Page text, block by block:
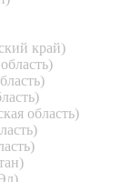
край)
область)